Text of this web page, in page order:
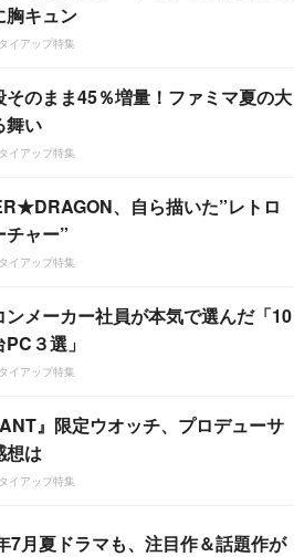
胸キュン
イアップ特集
そのまま45％増量！ファミマ夏の大
舞い
イアップ特集
、自ら描いた”レトロ
チャー”
イアップ特集
ンメーカー社員が本気で選んだ「10
３選」
イアップ特集
』限定ウオッチ、プロデューサ
想は
イアップ特集
7月夏ドラマも、注目作＆話題作が